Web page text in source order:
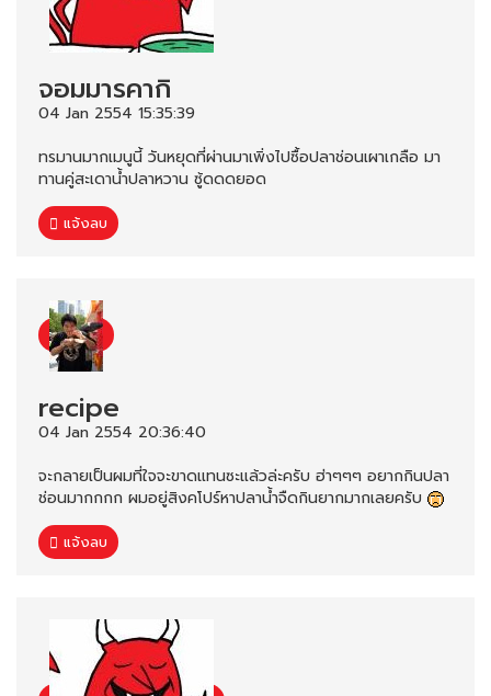
จอมมารคากิ
04 Jan 2554 15:35:39
ทรมานมากเมนูนี้ วันหยุดที่ผ่านมาเพิ่งไปซื้อปลาช่อนเผาเกลือ มา
ทานคู่สะเดาน้ำปลาหวาน ซู้ดดดยอด
แจ้งลบ
recipe
04 Jan 2554 20:36:40
จะกลายเป็นผมที่ใจจะขาดแทนซะแล้วล่ะครับ ฮ่าๆๆๆ อยากกินปลา
ช่อนมากกกก ผมอยู่สิงคโปร์หาปลาน้ำจืดกินยากมากเลยครับ
แจ้งลบ